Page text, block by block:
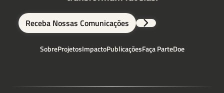
Receba Nossas Comunicações
SobreProjetosImpactoPublicaçõesFaça ParteDoe